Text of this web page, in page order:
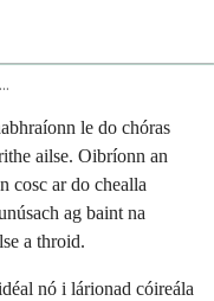
Atezolizumab Intravenous Route
le do chóras
ailse. Oibríonn an
cosc ar do chealla
ag baint na
a throid.
nó i lárionad cóireála